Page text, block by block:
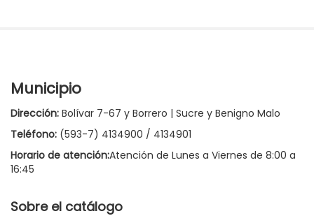
Municipio
Dirección: Bolívar 7-67 y Borrero | Sucre y Benigno Malo
Teléfono: (593-7) 4134900 / 4134901
Horario de atención:Atención de Lunes a Viernes de 8:00 a
16:45
Sobre el catálogo